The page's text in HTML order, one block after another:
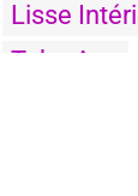
Lisse
Tube Ago